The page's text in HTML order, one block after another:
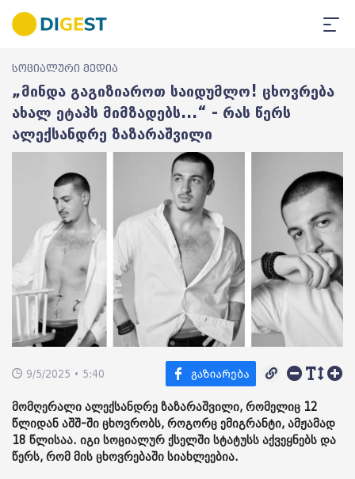
სოციალური მედია
„მინდა გაგიზიაროთ საიდუმლო! ცხოვრება
ახალ ეტაპს მიმზადებს...“ - რას წერს
ალექსანდრე ზაზარაშვილი
9/5/2025 • 5:40
მომღერალი ალექსანდრე ზაზარაშვილი, რომელიც 12
წლიდან აშშ-ში ცხოვრობს, როგორც ემიგრანტი, ამჟამად
18 წლისაა. იგი სოციალურ ქსელში სტატუსს აქვეყნებს და
წერს, რომ მის ცხოვრებაში სიახლეებია.